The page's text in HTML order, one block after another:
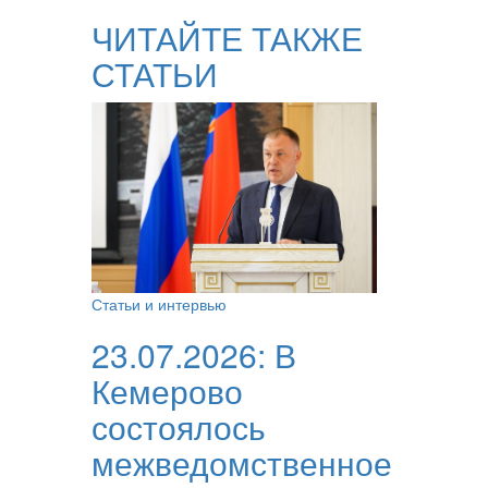
ЧИТАЙТЕ ТАКЖЕ
СТАТЬИ
Статьи и интервью
23.07.2026: В
Кемерово
состоялось
межведомственное